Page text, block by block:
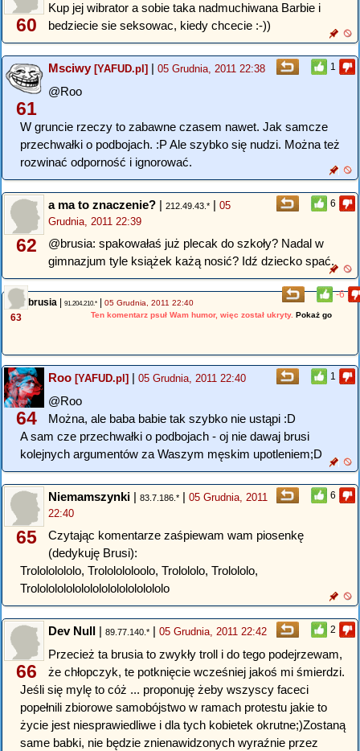
60
Kup jej wibrator a sobie taka nadmuchiwana Barbie i
bedziecie sie seksowac, kiedy chcecie :-))
1
61
Msciwy[YAFUD.pl] | 05 Grudnia, 2011 22:38
@Roo
W gruncie rzeczy to zabawne czasem nawet. Jak samcze
przechwałki o podbojach. :P Ale szybko się nudzi. Można też
rozwinać odporność i ignorować.
6
62
a ma to znaczenie? | 212.49.43.* | 05
Grudnia, 2011 22:39
@brusia: spakowałaś już plecak do szkoły? Nadal w
gimnazjum tyle książek każą nosić? Idź dziecko spać.
-6
63
brusia | 91.204.210.* | 05 Grudnia, 2011 22:40
Ten komentarz psuł Wam humor, więc został ukryty. Pokaż go
1
64
Roo [YAFUD.pl] | 05 Grudnia, 2011 22:40
@Roo
Można, ale baba babie tak szybko nie ustąpi :D
A sam cze przechwałki o podbojach - oj nie dawaj brusi
kolejnych argumentów za Waszym męskim upotleniem;D
6
65
Niemamszynki | 83.7.186.* | 05 Grudnia, 2011
22:40
Czytając komentarze zaśpiewam wam piosenkę
(dedykuję Brusi):
Trolololololo, Trololololoolo, Trolololo, Trolololo,
Trolololololololololololololololo
2
66
Dev Null | 89.77.140.* | 05 Grudnia, 2011 22:42
Przecież ta brusia to zwykły troll i do tego podejrzewam,
że chłopczyk, te potknięcie wcześniej jakoś mi śmierdzi.
Jeśli się mylę to cóż ... proponuję żeby wszyscy faceci
popełnili zbiorowe samobójstwo w ramach protestu jakie to
życie jest niesprawiedliwe i dla tych kobietek okrutne;)Zostaną
same babki, nie będzie znienawidzonych wyraźnie przez